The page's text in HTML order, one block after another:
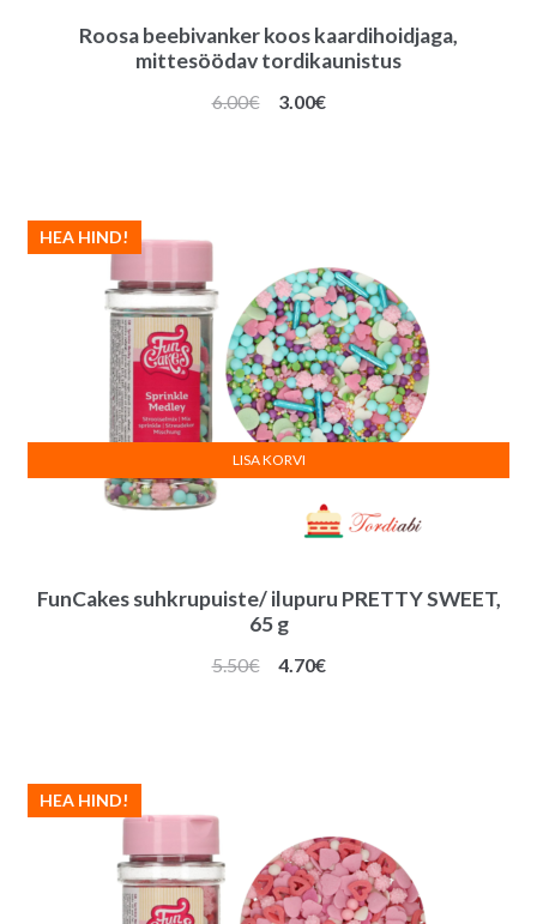
Roosa beebivanker koos kaardihoidjaga,
mittesöödav tordikaunistus
6.00€
Algne
3.00€Praegune
FunCakes suhkrupuiste/ ilupuru PRETTY SWEET,
65 g
HEA HIND!
5.50€
Algne
4.70€Praegune
LISA KORVI
HEA HIND!